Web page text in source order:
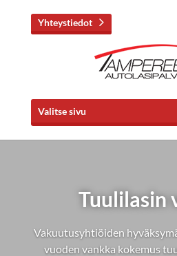
Yhteystiedot
Valitse sivu
Tuulilasin
Vakuutusyhtiöiden
vuoden vankka kokemus